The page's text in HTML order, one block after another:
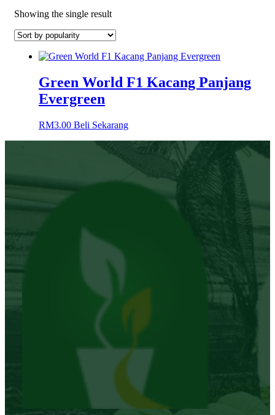
Showing the single result
Green World F1 Kacang Panjang
Evergreen
RM3.00 Beli Sekarang